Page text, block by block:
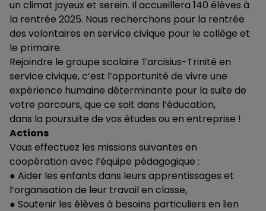
un climat joyeux et serein. Il accueillera 140 élèves à
la rentrée 2025. Nous recherchons pour la rentrée
des volontaires en service civique pour le collège et
le primaire.
Rejoindre le groupe scolaire Tarcisius-Trinité en
service civique, c’est l’opportunité de vivre une
expérience humaine déterminante pour la suite de
votre parcours, que ce soit dans l’éducation,
dans la poursuite de vos études ou en entreprise !
Actions
Vous effectuez les missions suivantes en
coopération avec l’équipe pédagogique :
● Aider les enfants dans leurs apprentissages et
l’organisation de leur travail en classe,
● Soutenir les élèves à besoins particuliers en lien